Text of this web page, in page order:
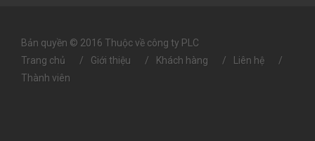
Bản quyền © 2016 Thuộc về công ty PLC
Trang chủ
Giới thiệu Khách hàng
Liên hệ
Thành viên